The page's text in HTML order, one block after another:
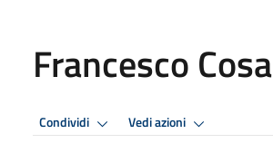
Francesco Cosa
Condividi Vedi azioni